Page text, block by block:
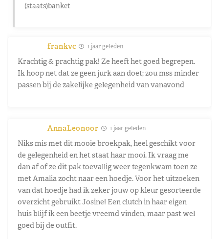
(staats)banket
frankvc 1 jaar geleden
Krachtig & prachtig pak! Ze heeft het goed begrepen.
Ik hoop net dat ze geen jurk aan doet; zou mss minder
passen bij de zakelijke gelegenheid van vanavond
AnnaLeonoor 1 jaar geleden
Niks mis met dit mooie broekpak, heel geschikt voor
de gelegenheid en het staat haar mooi. Ik vraag me
dan af of ze dit pak toevallig weer tegenkwam toen ze
met Amalia zocht naar een hoedje. Voor het uitzoeken
van dat hoedje had ik zeker jouw op kleur gesorteerde
overzicht gebruikt Josine! Een clutch in haar eigen
huis blijf ik een beetje vreemd vinden, maar past wel
goed bij de outfit.